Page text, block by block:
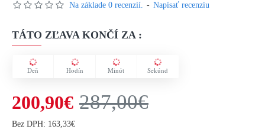
Na základe 0 recenzií. - Napísať recenziu
TÁTO ZĽAVA KONČÍ ZA :
Deň Hodín Minút Sekúnd
200,90€ 287,00€
Bez DPH: 163,33€